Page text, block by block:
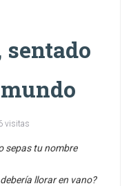
sentado
visitas
sepas tu nombre
llorar en vano?